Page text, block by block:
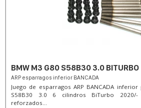
BMW M3 G80 S58B30 3.0 BITURBO
ARP esparragos inferior BANCADA
Juego de esparragos ARP BANCADA
S58B30 3.0 6 cilindros BiTurbo 2020/-
reforzados...